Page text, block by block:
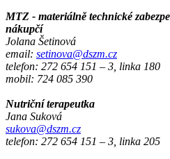
MTZ - materiálně technické
nákupčí
Jolana Šetinová
email: setinova@dszm.cz
telefon: 272 654 151 – 3, linka 180
mobil: 724 085 390
Nutriční terapeutka
Jana Suková
sukova@dszm.cz
telefon: 272 654 151 – 3, linka 205